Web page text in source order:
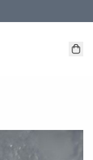
、本地取貨 )